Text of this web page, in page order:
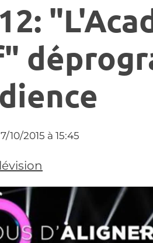
10/2015 à 15:45